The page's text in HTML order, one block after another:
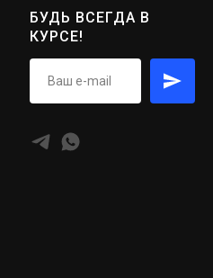
БУДЬ ВСЕГДА В
КУРСЕ!